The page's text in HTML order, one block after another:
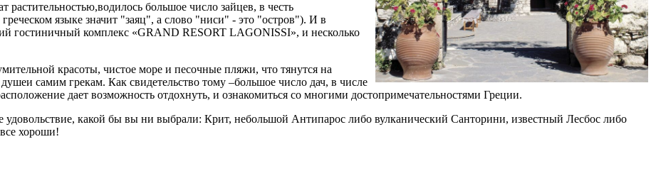
растительностью,водилось большое число зайцев, в честь
языке значит "заяц", а слово "ниси" - это "остров"). И в
гостиничный комплекс «GRAND RESORT LAGONISSI», и несколько
красоты, чистое море и песочные пляжи, что тянутся на
самим грекам. Как свидетельство тому –большое число дач, в числе
дает возможность отдохнуть, и ознакомиться со многими достопримечательностями Греции.
какой бы вы ни выбрали: Крит, небольшой Антипарос либо вулканический Санторини, известный Лесбос либо
хороши!